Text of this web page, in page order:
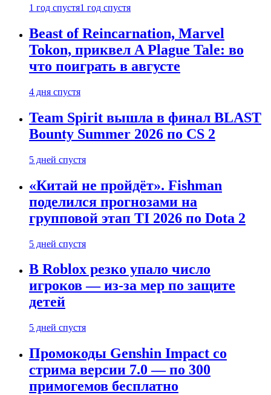
1 год спустя1 год спустя
Beast of Reincarnation, Marvel
Tokon, приквел A Plague Tale: во
что поиграть в августе
4 дня спустя
Team Spirit вышла в финал BLAST
Bounty Summer 2026 по CS 2
5 дней спустя
«Китай не пройдёт». Fishman
поделился прогнозами на
групповой этап TI 2026 по Dota 2
5 дней спустя
В Roblox резко упало число
игроков — из-за мер по защите
детей
5 дней спустя
Промокоды Genshin Impact со
стрима версии 7.0 — по 300
примогемов бесплатно